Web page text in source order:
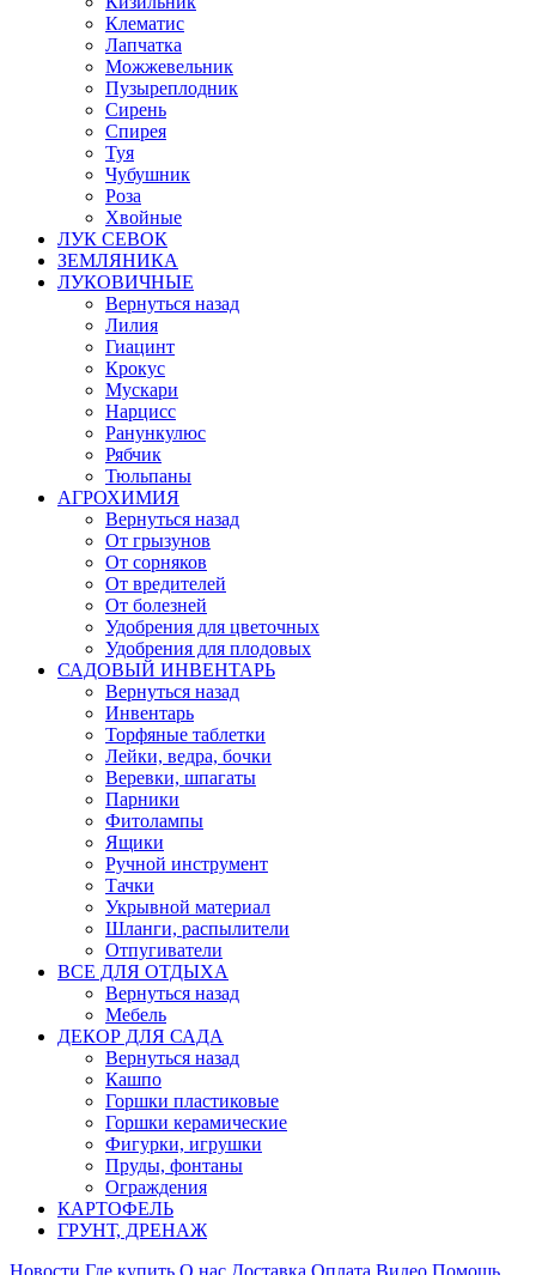
Клематис
Лапчатка
Можжевельник
Пузыреплодник
Сирень
Спирея
Туя
Чубушник
Роза
Хвойные
ЛУК СЕВОК
ЗЕМЛЯНИКА
ЛУКОВИЧНЫЕ
Вернуться назад
Лилия
Гиацинт
Крокус
Мускари
Нарцисс
Ранункулюс
Рябчик
Тюльпаны
АГРОХИМИЯ
Вернуться назад
От грызунов
От сорняков
От вредителей
От болезней
Удобрения для цветочных
Удобрения для плодовых
САДОВЫЙ ИНВЕНТАРЬ
Вернуться назад
Инвентарь
Торфяные таблетки
Лейки, ведра, бочки
Веревки, шпагаты
Парники
Фитолампы
Ящики
Ручной инструмент
Тачки
Укрывной материал
Шланги, распылители
Отпугиватели
ВСЕ ДЛЯ ОТДЫХА
Вернуться назад
Мебель
ДЕКОР ДЛЯ САДА
Вернуться назад
Кашпо
Горшки пластиковые
Горшки керамические
Фигурки, игрушки
Пруды, фонтаны
Ограждения
КАРТОФЕЛЬ
ГРУНТ, ДРЕНАЖ
Новости Где купить О нас Доставка Оплата Видео Помощь